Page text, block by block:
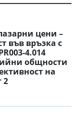
цени –
във връзка с
4.014
общности
на
2